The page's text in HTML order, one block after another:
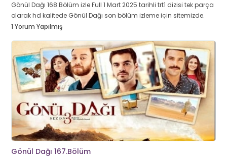
Gönül Dağı 168.Bölüm izle Full 1 Mart 2025 tarihli trt1 dizisi tek parça
olarak hd kalitede Gönül Dağı son bölüm izleme için sitemizde.
1 Yorum Yapılmış
Gönül Dağı 167.Bölüm